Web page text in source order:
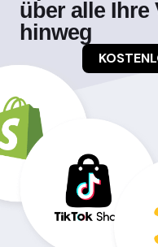
über alle Ihre
hinweg